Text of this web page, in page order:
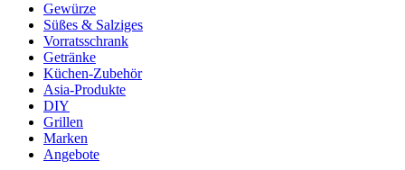
Gewürze
Süßes & Salziges
Vorratsschrank
Getränke
Küchen-Zubehör
Asia-Produkte
DIY
Grillen
Marken
Angebote